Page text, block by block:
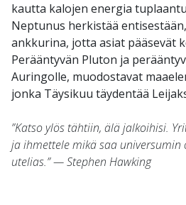
kautta kalojen energia
Neptunus herkistää
ankkurina, jotta asiat pääsevät
Perääntyvän Pluton ja
Auringolle, muodostavat
jonka Täysikuu täydentää
”Katso ylös tähtiin, älä jalkoihisi.
ja ihmettele mikä saa universumin
utelias.” — Stephen Hawking